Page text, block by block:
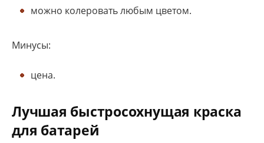
можно колеровать любым цветом.
Минусы:
цена.
Лучшая быстросохнущая краска
для батарей